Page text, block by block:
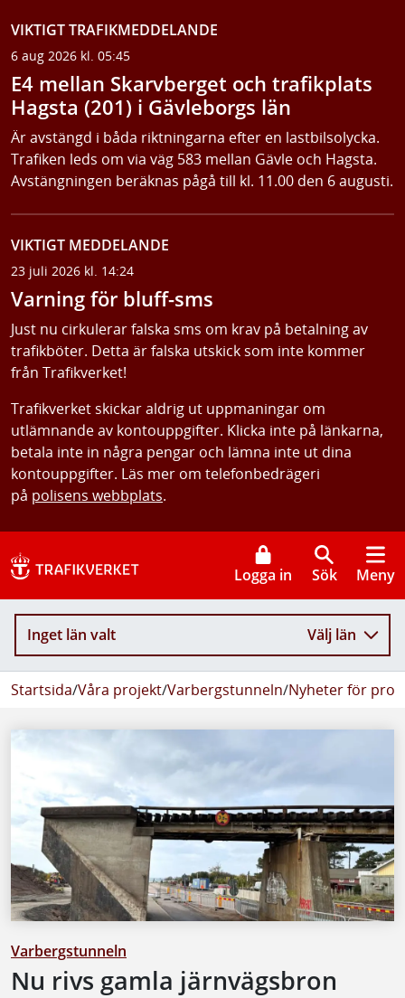
VIKTIGT TRAFIKMEDDELANDE
6 aug 2026 kl. 05:45
E4 mellan Skarvberget och trafikplats
Hagsta (201) i Gävleborgs län
Är avstängd i båda riktningarna efter en lastbilsolycka.
Trafiken leds om via väg 583 mellan Gävle och Hagsta.
Avstängningen beräknas pågå till kl. 11.00 den 6 augusti.
VIKTIGT MEDDELANDE
23 juli 2026 kl. 14:24
Varning för bluff-sms
Just nu cirkulerar falska sms om krav på betalning av
trafikböter. Detta är falska utskick som inte kommer
från Trafikverket!
Trafikverket skickar aldrig ut uppmaningar om
utlämnande av kontouppgifter. Klicka inte på länkarna,
betala inte in några pengar och lämna inte ut dina
kontouppgifter. Läs mer om telefonbedrägeri
på polisens webbplats.
Logga in Sök Meny
Inget län valt Välj län
Startsida/Våra projekt/Varbergstunneln/Nyheter för
Varbergstunneln
Nu rivs gamla järnvägsbron